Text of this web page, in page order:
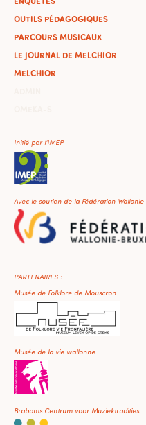
OUTILS PÉDAGOGIQUES
PARCOURS MUSICAUX
LE JOURNAL DE MELCHIOR
MELCHIOR
Initié par l'IMEP
Avec le soutien de la Fédération
PARTENAIRES :
Musée de Folklore de Mouscron
Musée de la vie wallonne
Brabants Centrum voor Muziektradities